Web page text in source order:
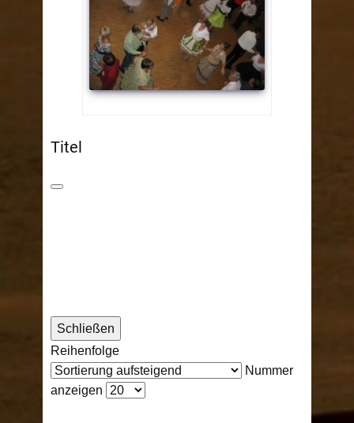
Titel
Schließen
Reihenfolge
Nummer
anzeigen